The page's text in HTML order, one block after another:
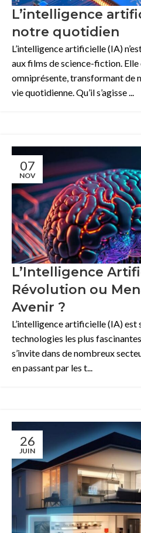
L’intelligence
notre quotidien
L’intelligence artificielle (IA)
aux films de science-fiction. Elle
omniprésente, transformant de
vie quotidienne. Qu’il s’agisse ...
07
NOV
L’Intelligence
Révolution ou
Avenir ?
L’intelligence artificielle (IA) est
technologies les plus
s’invite dans de nombreux
en passant par les t...
26
JUIN